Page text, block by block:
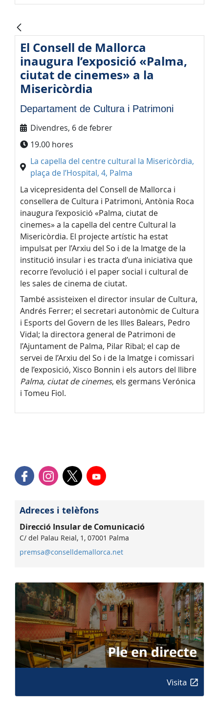
El Consell de Mallorca
inaugura l’exposició «Palma,
ciutat de cinemes» a la
Misericòrdia
Departament de Cultura i Patrimoni
Divendres, 6 de febrer
19.00 hores
La capella del centre cultural la Misericòrdia,
plaça de l’Hospital, 4, Palma
La vicepresidenta del Consell de Mallorca i
consellera de Cultura i Patrimoni, Antònia Roca
inaugura l’exposició «Palma, ciutat de
cinemes» a la capella del centre Cultural la
Misericòrdia. El projecte artístic ha estat
impulsat per l’Arxiu del So i de la Imatge de la
institució insular i es tracta d’una iniciativa que
recorre l’evolució i el paper social i cultural de
les sales de cinema de ciutat.
També assisteixen el director insular de Cultura,
Andrés Ferrer; el secretari autonòmic de Cultura
i Esports del Govern de les Illes Balears, Pedro
Vidal; la directora general de Patrimoni de
l’Ajuntament de Palma, Pilar Ribal; el cap de
servei de l’Arxiu del So i de la Imatge i comissari
de l’exposició, Xisco Bonnin i els autors del llibre
Palma, ciutat de cinemes, els germans ⁠Verónica
i Tomeu Fiol.
Adreces i telèfons
Direcció Insular de Comunicació
C/ del Palau Reial, 1, 07001 Palma
premsa@conselldemallorca.net
Visita